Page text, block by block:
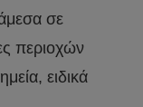
σε
περιοχών
ειδικά